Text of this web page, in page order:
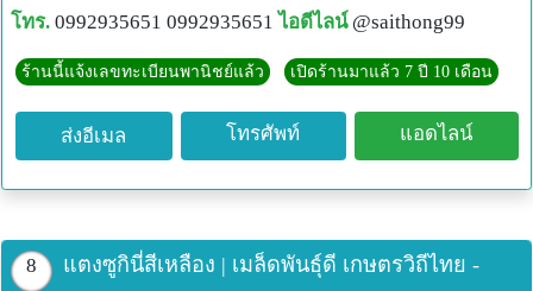
โทร. 0992935651 0992935651 ไอดีไลน์ @saithong99
ร้านนี้แจ้งเลขทะเบียนพานิชย์แล้ว เปิดร้านมาแล้ว 7 ปี 10 เดือน
ส่งอีเมล โทรศัพท์ แอดไลน์
8
แตงซูกินี่สีเหลือง | เมล็ดพันธุ์ดี เกษตรวิถีไทย -